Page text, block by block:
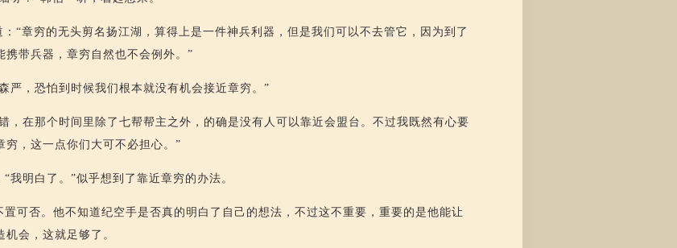
“章穷的无头剪名扬江湖，算得上是一件神兵利器，但是我们可以不去管它，因为到了
带兵器，章穷自然也不会例外。”
严，恐怕到时候我们根本就没有机会接近章穷。”
，在那个时间里除了七帮帮主之外，的确是没有人可以靠近会盟台。不过我既然有心要
，这一点你们大可不必担心。”
我明白了。”似乎想到了靠近章穷的办法。
可否。他不知道纪空手是否真的明白了自己的想法，不过这不重要，重要的是他能让
会，这就足够了。